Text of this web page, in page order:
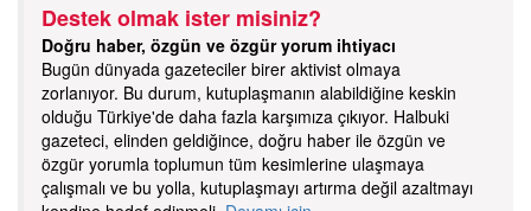
Destek olmak ister misiniz?
Doğru haber, özgün ve özgür yorum ihtiyacı
Bugün dünyada gazeteciler birer aktivist olmaya
zorlanıyor. Bu durum, kutuplaşmanın alabildiğine keskin
olduğu Türkiye'de daha fazla karşımıza çıkıyor. Halbuki
gazeteci, elinden geldiğince, doğru haber ile özgün ve
özgür yorumla toplumun tüm kesimlerine ulaşmaya
çalışmalı ve bu yolla, kutuplaşmayı artırma değil azaltmayı